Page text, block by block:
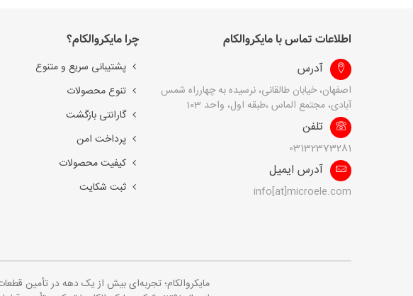
اطلاعات تماس با مایکروالکام
آدرس
اصفهان، خیابان طالقانی، نرسیده به چهارراه شمس
آبادی، مجتمع الماس ،طبقه اول، واحد 103
تلفن
03132373281
آدرس ایمیل
info[at]microele.com
چرا مایکروالکام؟
پشتیبانی سریع و متنوع
تنوع محصولات
گارانتی بازگشت
پرداخت امن
کیفیت محصولات
ثبت شکایت
مایکروالکام؛ تجربه‌ای بیش از یک دهه در تأمین